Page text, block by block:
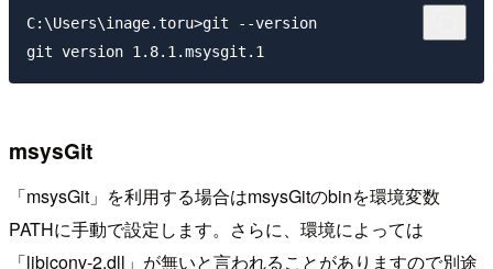
C:\Users\inage.toru>git --version
msysGit
「msysGit」を利用する場合はmsysGitのbinを環境変数
PATHに手動で設定します。さらに、環境によっては
「libiconv-2.dll」が無いと言われることがありますので別途